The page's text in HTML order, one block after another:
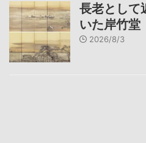
長老として
いた岸竹堂
2026/8/3